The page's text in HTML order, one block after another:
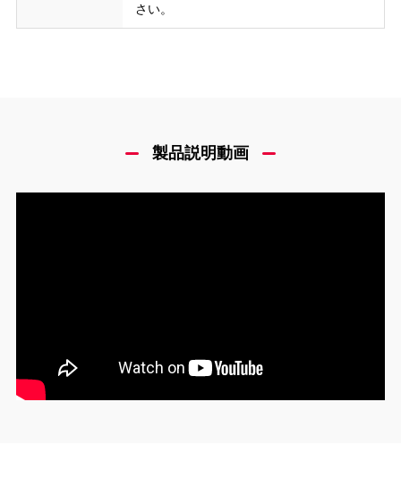
さい。
製品説明動画